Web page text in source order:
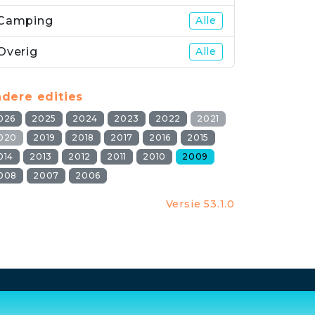
Alle
Alle
edities
2025 2024 2023 2022
2021
2019 2018 2017 2016
2015
2013 2012 2011 2010
2009
2007 2006
Versie 53.1.0